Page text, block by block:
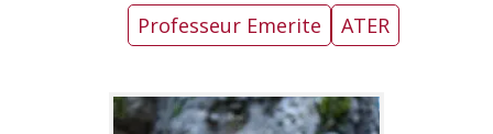
Professeur Emerite ATER